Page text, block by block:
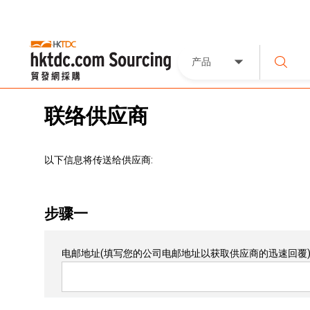
产品
联络供应商
以下信息将传送给供应商:
步骤一
电邮地址(填写您的公司电邮地址以获取供应商的迅速回覆)